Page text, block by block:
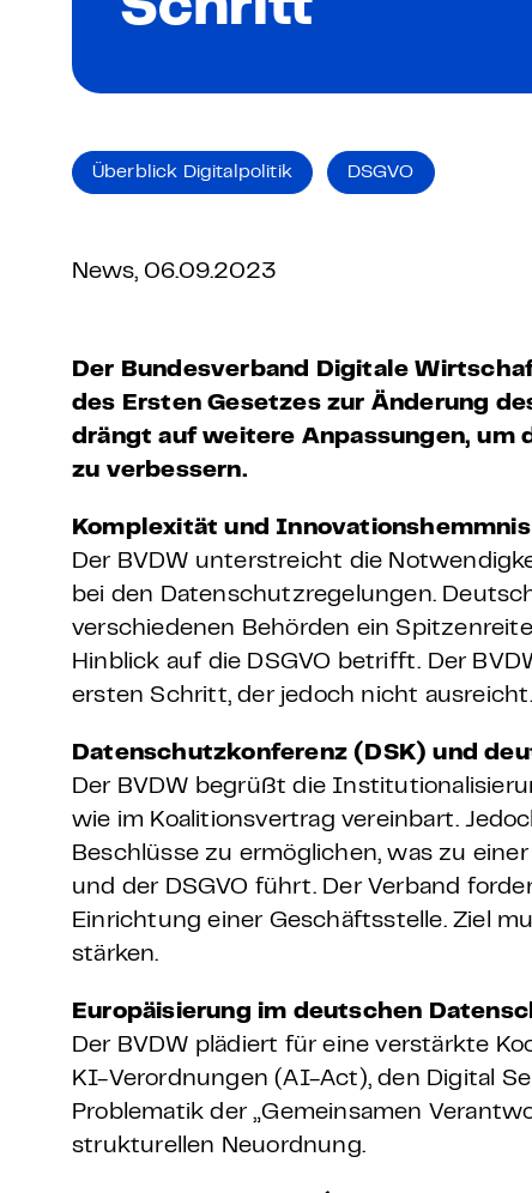
Weitere
Product Design
Schritt
Überblick Digitalpolitik DSGVO
News, 06.09.2023
Der Bundesverband Digitale
des Ersten Gesetzes zur Änderung
drängt auf weitere Anpassungen, um
zu verbessern.
Komplexität und
Der BVDW unterstreicht die
bei den Datenschutzregelungen.
verschiedenen Behörden ein
Hinblick auf die DSGVO betrifft. Der
ersten Schritt, der jedoch nicht ausreicht.
Datenschutzkonferenz (DSK) und
Der BVDW begrüßt die
wie im Koalitionsvertrag vereinbart.
Beschlüsse zu ermöglichen, was zu
und der DSGVO führt. Der Verband
Einrichtung einer Geschäftsstelle. Ziel
stärken.
Europäisierung im deutschen
Der BVDW plädiert für eine verstärkte
KI-Verordnungen (AI-Act), den Digital
Problematik der „Gemeinsamen
strukturellen Neuordnung.